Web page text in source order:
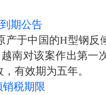
期公告
于中国的H型钢反
南对该案作出第一
有效期为五年。
税期限